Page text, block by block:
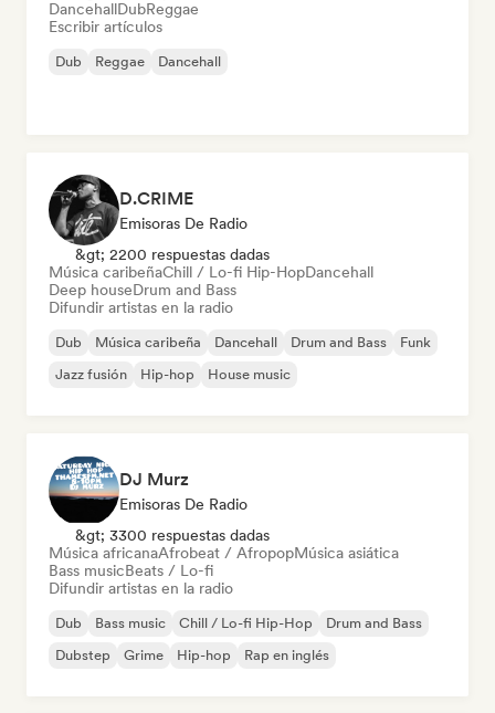
DancehallDubReggae
Escribir artículos
Dub Reggae Dancehall
D.CRIME
Emisoras De Radio
&gt; 2200 respuestas dadas
Música caribeñaChill / Lo-fi Hip-HopDancehall
Deep houseDrum and Bass
Difundir artistas en la radio
Dub Música caribeña Dancehall Drum and Bass
Funk
Jazz fusión
Hip-hop House music
DJ Murz
Emisoras De Radio
&gt; 3300 respuestas dadas
Música africanaAfrobeat / AfropopMúsica asiática
Bass musicBeats / Lo-fi
Difundir artistas en la radio
Dub Bass music Chill / Lo-fi Hip-Hop
Drum and Bass
Dubstep
Grime Hip-hop Rap en inglés